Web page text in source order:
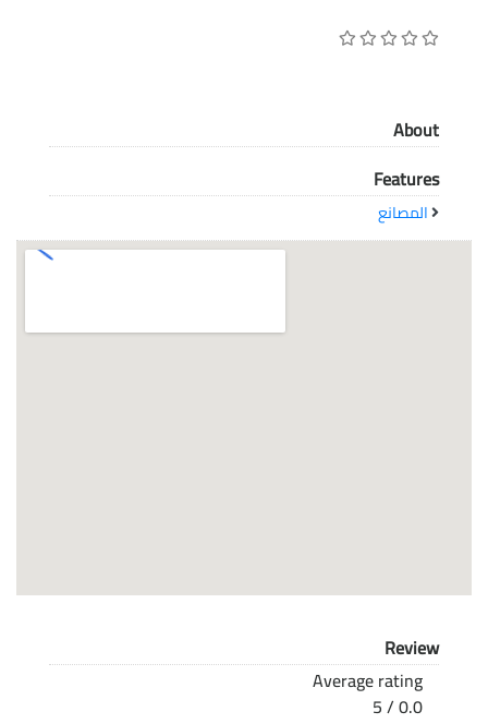
معاً نحو خلق مجتمع مبدع في عالم الأزياء
About
Features
المصانع
Review
Average rating
0.0 / 5